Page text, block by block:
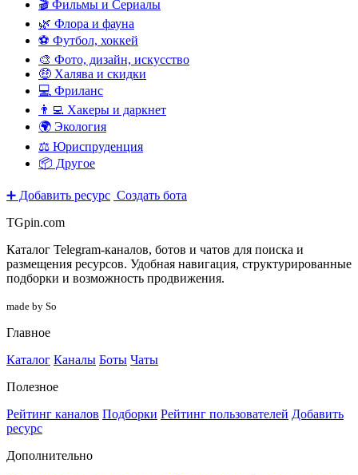
🎬 Фильмы и Сериалы
🌿 Флора и фауна
⚽ Футбол, хоккей
🎨 Фото, дизайн, искусство
🤑 Халява и скидки
💻 Фриланс
👨‍💻 Хакеры и даркнет
🌍 Экология
⚖️ Юриспруденция
📦 Другое
➕ Добавить ресурс Создать бота
TGpin.com
Каталог Telegram-каналов, ботов и чатов для поиска и
размещения ресурсов. Удобная навигация, структурированные
подборки и возможность продвижения.
made by So
Главное
Каталог Каналы Боты Чаты
Полезное
Рейтинг каналов Подборки Рейтинг пользователей Добавить
ресурс
Дополнительно